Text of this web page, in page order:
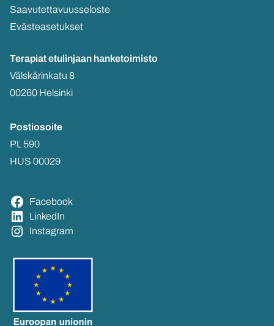
Saa­vu­tet­ta­vuus­se­los­te
Eväs­tea­se­tuk­set
Te­ra­piat etu­lin­jaan han­ke­toi­mis­to
Väls­kä­rin­ka­tu 8
00260 Hel­sin­ki
Pos­tio­soi­te
PL 590
HUS 00029
Face­book
Lin­ke­dIn
Ins­ta­gram